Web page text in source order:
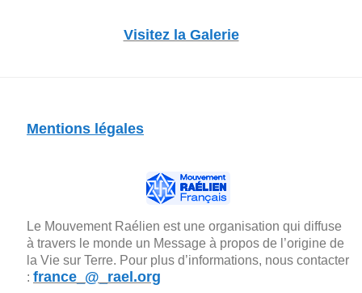
Visitez la Galerie
Mentions légales
Le Mouvement Raélien est une organisation qui diffuse
à travers le monde un Message à propos de l’origine de
la Vie sur Terre. Pour plus d’informations, nous contacter
: france_@_rael.org